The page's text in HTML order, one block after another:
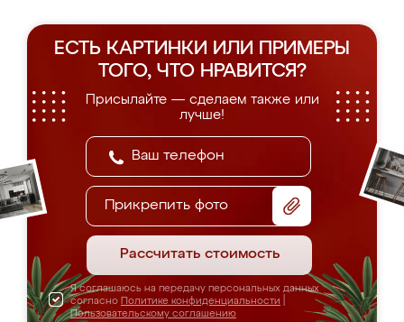
ЕСТЬ КАРТИНКИ ИЛИ ПРИМЕРЫ
ТОГО, ЧТО НРАВИТСЯ?
Присылайте — сделаем также или
лучше!
Прикрепить фото
Рассчитать стоимость
Я соглашаюсь на передачу персональных данных
согласно Политике конфиденциальности
Пользовательскому соглашению